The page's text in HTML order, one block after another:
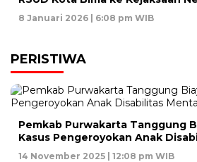
8 Januari 2026 | 6:08 pm WIB
PERISTIWA
Pemkab Purwakarta Tanggung
Kasus Pengeroyokan Anak
14 November 2025 | 12:08 pm WIB